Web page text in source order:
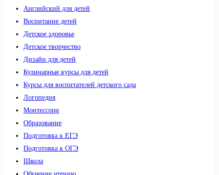
Английский для детей
Воспитание детей
Детское здоровье
Детское творчество
Дизайн для детей
Кулинарные курсы для детей
Курсы для воспитателей детского сада
Логопедия
Монтессори
Образование
Подготовка к ЕГЭ
Подготовка к ОГЭ
Школа